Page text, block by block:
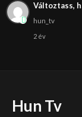
Változtass,
hun_tv
2 év
Hun Tv